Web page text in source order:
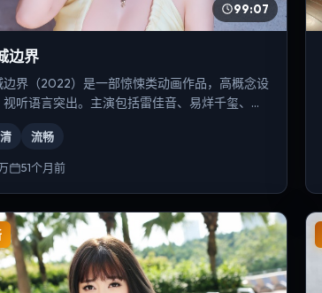
99:07
边界
边界（2022）是一部惊悚类动画作品，高概念设
视听语言突出。主演包括雷佳音、易烊千玺、木
流畅
51个月前